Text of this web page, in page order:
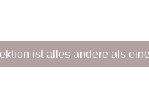
ist alles andere als